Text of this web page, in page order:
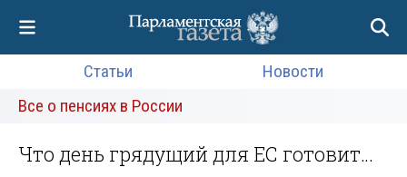
Статьи
Новости
Все о пенсиях в России
Что день грядущий для ЕС готовит…